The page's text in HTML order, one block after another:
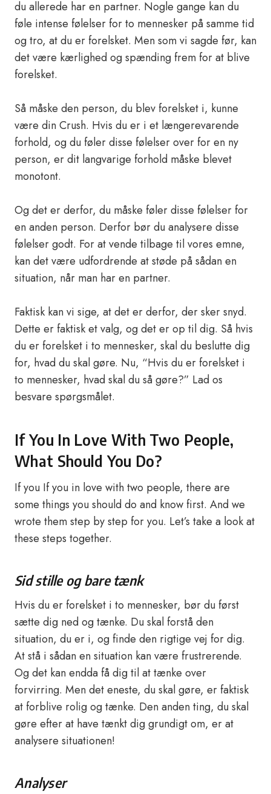
du allerede har en partner. Nogle gange kan du
føle intense følelser for to mennesker på samme tid
og tro, at du er forelsket. Men som vi sagde før, kan
det være kærlighed og spænding frem for at blive
forelsket.
Så måske den person, du blev forelsket i, kunne
være din Crush. Hvis du er i et længerevarende
forhold, og du føler disse følelser over for en ny
person, er dit langvarige forhold måske blevet
monotont.
Og det er derfor, du måske føler disse følelser for
en anden person. Derfor bør du analysere disse
følelser godt. For at vende tilbage til vores emne,
kan det være udfordrende at støde på sådan en
situation, når man har en partner.
Faktisk kan vi sige, at det er derfor, der sker snyd.
Dette er faktisk et valg, og det er op til dig. Så hvis
du er forelsket i to mennesker, skal du beslutte dig
for, hvad du skal gøre. Nu, “Hvis du er forelsket i
to mennesker, hvad skal du så gøre?” Lad os
besvare spørgsmålet.
If You In Love With Two People,
What Should You Do?
If you If you in love with two people, there are
some things you should do and know first. And we
wrote them step by step for you. Let’s take a look at
these steps together.
Sid stille og bare tænk
Hvis du er forelsket i to mennesker, bør du først
sætte dig ned og tænke. Du skal forstå den
situation, du er i, og finde den rigtige vej for dig.
At stå i sådan en situation kan være frustrerende.
Og det kan endda få dig til at tænke over
forvirring. Men det eneste, du skal gøre, er faktisk
at forblive rolig og tænke. Den anden ting, du skal
gøre efter at have tænkt dig grundigt om, er at
analysere situationen!
Analyser